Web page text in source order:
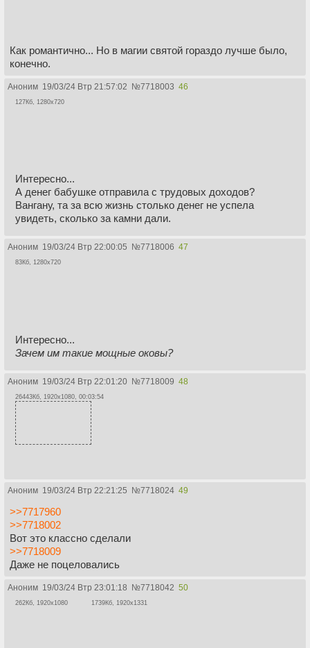
Как романтично... Но в магии святой гораздо лучше было,
конечно.
Аноним 19/03/24 Втр 21:57:02 №7718003 46
127Кб, 1280x720
Интересно...
А денег бабушке отправила с трудовых доходов?
Вангану, та за всю жизнь столько денег не успела
увидеть, сколько за камни дали.
Аноним 19/03/24 Втр 22:00:05 №7718006 47
83Кб, 1280x720
Интересно...
Зачем им такие мощные оковы?
Аноним 19/03/24 Втр 22:01:20 №7718009 48
26443Кб, 1920x1080, 00:03:54
Аноним 19/03/24 Втр 22:21:25 №7718024 49
>>7717960
>>7718002
Вот это классно сделали
>>7718009
Даже не поцеловались
Аноним 19/03/24 Втр 23:01:18 №7718042 50
262Кб, 1920x1080 1739Кб, 1920x1331